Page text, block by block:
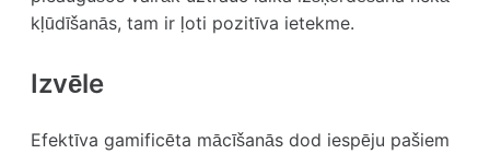
kļūdīšanās, tam ir ļoti pozitīva ietekme.
Izvēle
Efektīva gamificēta mācīšanās dod iespēju pašiem